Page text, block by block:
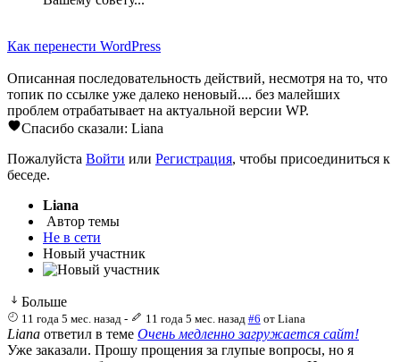
Как перенести WordPress
Описанная последовательность действий, несмотря на то, что
топик по ссылке уже далеко неновый.... без малейших
проблем отрабатывает на актуальной версии WP.
Спасибо сказали: Liana
Пожалуйста Войти или Регистрация, чтобы присоединиться к
беседе.
Liana
Автор темы
Не в сети
Новый участник
Больше
11 года 5 мес. назад - 11 года 5 мес. назад #6 от Liana
Liana ответил в теме Очень медленно загружается сайт!
Уже заказали. Прошу прощения за глупые вопросы, но я